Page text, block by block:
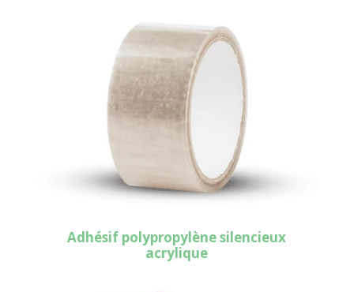
Adhésif polypropylène silencieux
acrylique